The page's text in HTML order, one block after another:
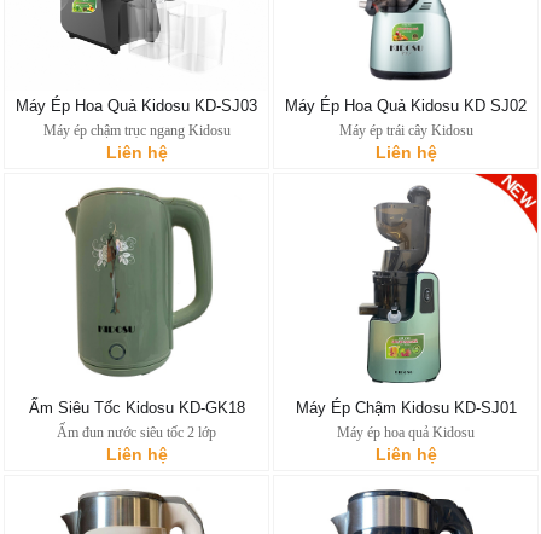
Máy Ép Hoa Quả Kidosu KD-SJ03
Máy ép chậm trục ngang Kidosu
Liên hệ
Máy Ép Hoa Quả Kidosu KD SJ02
Máy ép trái cây Kidosu
Liên hệ
Ấm Siêu Tốc Kidosu KD-GK18
Ấm đun nước siêu tốc 2 lớp
Liên hệ
Máy Ép Chậm Kidosu KD-SJ01
Máy ép hoa quả Kidosu
Liên hệ